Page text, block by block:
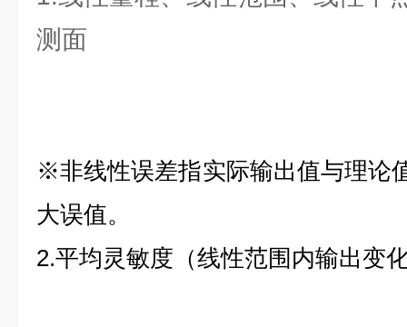
测面
※非线性误差指实际输出值与理论
大误值。
2.平均灵敏度（线性范围内输出变